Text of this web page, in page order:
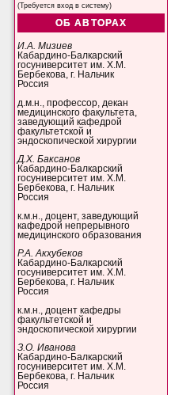
(Требуется вход в систему)
ОБ АВТОРАХ
И.А. Мизиев
Кабардино-Балкарский
госуниверситет им. Х.М.
Бербекова, г. Нальчик
Россия
д.м.н., профессор, декан
медицинского факультета,
заведующий кафедрой
факультетской и
эндоскопической хирургии
Д.Х. Баксанов
Кабардино-Балкарский
госуниверситет им. Х.М.
Бербекова, г. Нальчик
Россия
к.м.н., доцент, заведующий
кафедрой непрерывного
медицинского образования
Р.А. Акхубеков
Кабардино-Балкарский
госуниверситет им. Х.М.
Бербекова, г. Нальчик
Россия
к.м.н., доцент кафедры
факультетской и
эндоскопической хирургии
З.О. Иванова
Кабардино-Балкарский
госуниверситет им. Х.М.
Бербекова, г. Нальчик
Россия